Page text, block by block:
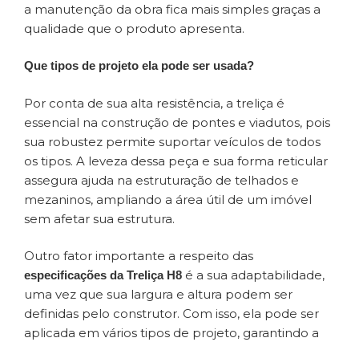
a manutenção da obra fica mais simples graças a
qualidade que o produto apresenta.
Que tipos de projeto ela pode ser usada?
Por conta de sua alta resistência, a treliça é
essencial na construção de pontes e viadutos, pois
sua robustez permite suportar veículos de todos
os tipos. A leveza dessa peça e sua forma reticular
assegura ajuda na estruturação de telhados e
mezaninos, ampliando a área útil de um imóvel
sem afetar sua estrutura.
Outro fator importante a respeito das
especificações da Treliça H8 é a sua adaptabilidade,
uma vez que sua largura e altura podem ser
definidas pelo construtor. Com isso, ela pode ser
aplicada em vários tipos de projeto, garantindo a